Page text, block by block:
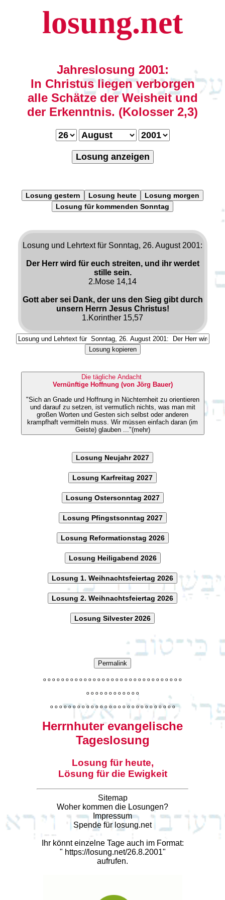
losung.net
Jahreslosung 2001:
In Christus liegen verborgen
alle Schätze der Weisheit und
der Erkenntnis. (Kolosser 2,3)
Losung anzeigen
Losung gestern Losung heute
Losung morgen
Losung für kommenden Sonntag
Losung und Lehrtext für Sonntag, 26. August 2001:
Der Herr wird für euch streiten, und ihr werdet
stille sein.
2.Mose 14,14
Gott aber sei Dank, der uns den Sieg gibt durch
unsern Herrn Jesus Christus!
1.Korinther 15,57
Losung kopieren
Die tägliche Andacht
Vernünftige Hoffnung (von Jörg Bauer)
"Sich an Gnade und Hoffnung in Nüchternheit zu orientieren
und darauf zu setzen, ist vermutlich nichts, was man mit
großen Worten und Gesten sich selbst oder anderen
krampfhaft vermitteln muss. Wir müssen einfach daran (im
Geiste) glauben ..."(mehr)
Losung Neujahr 2027
Losung Karfreitag 2027
Losung Ostersonntag 2027
Losung Pfingstsonntag 2027
Losung Reformationstag 2026
Losung Heiligabend 2026
Losung 1. Weihnachtsfeiertag 2026
Losung 2. Weihnachtsfeiertag 2026
Losung Silvester 2026
Permalink
o o o o o o o o o o o o o o o o o o o o o o o o o o o o o o o
o o o o o o o o o o o o
o o o o o o o o o o o o o o o o o o o o o o o o o o o o
Herrnhuter evangelische
Tageslosung
Losung für heute,
Lösung für die Ewigkeit
Sitemap
Woher kommen die Losungen?
Impressum
Spende für losung.net
Ihr könnt einzelne Tage auch im Format:
" https://losung.net/26.8.2001"
aufrufen.